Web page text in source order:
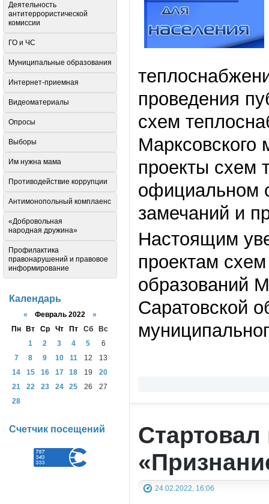
проведения
схем
Марксовского
проекты схем
официальном
замечаний и
Настоящим
проектам
образований
Саратовской
24.02.2022, 16:06
Деятельность
антитеррористической
комиссии
ГО и ЧС
Муниципальные образования
Интернет-приемная
Видеоматериалы
Опросы
Выборы
Им нужна мама
Противодействие коррупции
Антимонопольный комплаенс
«Добровольная
народная дружина»
Профилактика
правонарушений и правовое
информирование
Календарь
« Февраль 2022 »
Пн
Вт Ср Чт Пт Сб
Вс
1
2 3 4 5
6
7
8 9 10 11 12
13
14
15 16 17 18 19
20
21
22 23 24 25 26
27
28
Счетчик посещений